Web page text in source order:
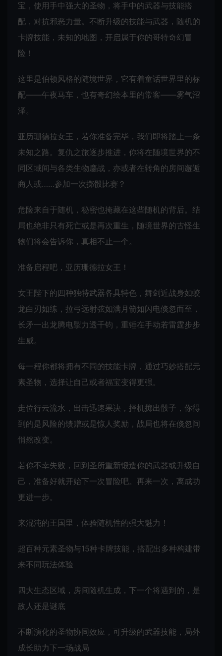
宝，使用手中强大的圣物，将手中的武器与技能搭
配，对抗邪恶力量。不断升级的技能与武器，随机的
卡牌技能，未知的地图，开启属于你的哥特奇幻冒
险！
这里是伯顿风格的随境世界，它有着童话世界里的标
配——午夜马车，也有奇幻绘本里的常客——雾气沼
泽。
亚历珊德拉女王，若你准备完毕，我们即将踏上一条
未知之路。复仇之旅逐步推进，你将在随境世界的不
同区域间与各类生物鏖战，亦或者在转角的房间邂逅
商人或……参加一次掷骰比赛？
危险来自于随机，秘密也掩藏在这些随机的背后。结
局也绝非只有死亡或是再次重生，随境世界的古怪生
物们将会告诉你，真相不止一个。
准备启程吧，亚历珊德拉女王！
女王陛下的四种独特武器各具特色，舞剑近战身如蛟
龙白刃如练，拉弓远射弦如满月箭如闪电倏忽而至，
长矛一出龙腾电掣力透千钧，重锤在手动若雷霆步步
生威。
每一程你都将拥有不同的技能卡牌，通过巧妙搭配元
素圣物，选择让自己或者福宝变得更强。
走位行云流水，出击迅速果决，择机掷出骰子，你得
到的是风险的馈赠或是惊人奖励，战局也将在倏忽间
悄然改变。
若你不幸失败，回到圣所重新锻造你的武器或升级自
己，准备好就开始下一次冒险吧。再来一次，离成功
更进一步。
来混沌的王国里，体验随机性的强大魅力！
超百种元素圣物与15种卡牌技能，搭配出多种构建带
来不同玩法体验
四大生态区域，房间随机生成，下一个将遇到的，是
敌人还是谜底
不断演化的圣物协同效应，可升级的武器技能，局外
成长助力下一场战局